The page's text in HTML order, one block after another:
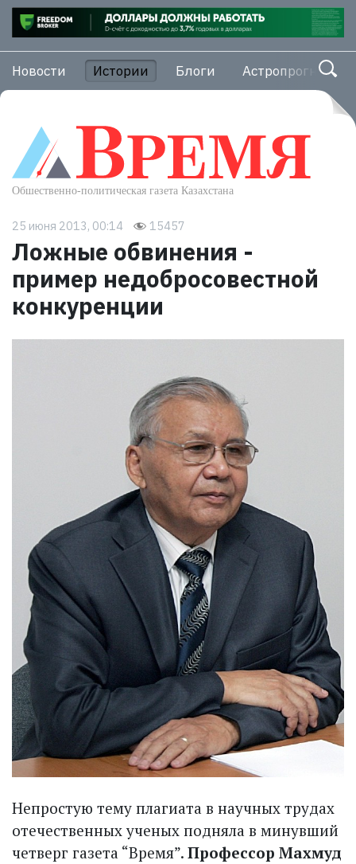
Новости Истории Блоги Астропрогноз
25 июня 2013, 00:14 15457
Ложные обвинения -
пример недобросовестной
конкуренции
Непростую тему плагиата в научных трудах
отечественных ученых подняла в минувший
четверг газета “Время”. Профессор Махмуд